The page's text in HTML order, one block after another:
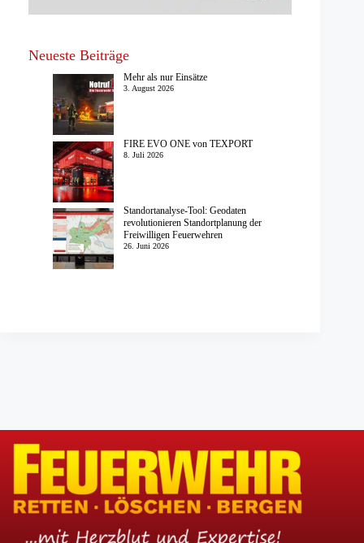
Neueste Beiträge
Mehr als nur Einsätze
3. August 2026
FIRE EVO ONE von TEXPORT
8. Juli 2026
Standortanalyse-Tool: Geodaten
revolutionieren Standortplanung der
Freiwilligen Feuerwehren
26. Juni 2026